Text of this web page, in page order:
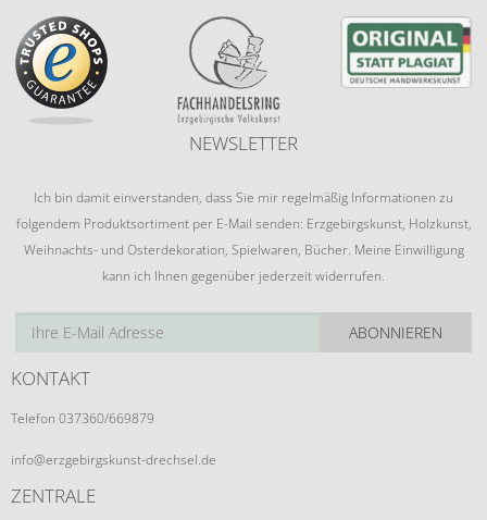
NEWSLETTER
Ich bin damit einverstanden, dass Sie mir regelmäßig Informationen zu
folgendem Produktsortiment per E-Mail senden: Erzgebirgskunst, Holzkunst,
Weihnachts- und Osterdekoration, Spielwaren, Bücher. Meine Einwilligung
kann ich Ihnen gegenüber jederzeit widerrufen.
ABONNIEREN
KONTAKT
Telefon 037360/669879
info@erzgebirgskunst-drechsel.de
ZENTRALE